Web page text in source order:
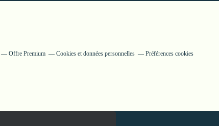
Offre Premium Cookies et données personnelles Préférences cookies